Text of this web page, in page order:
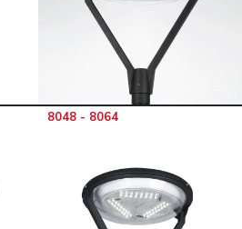
8048 - 8064